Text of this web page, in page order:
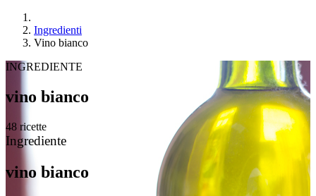
Ingredienti
Vino bianco
INGREDIENTE
vino bianco
48 ricette
Ingrediente
vino bianco